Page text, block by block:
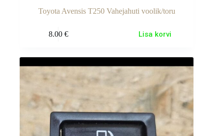
Toyota Avensis T250 Vahejahuti voolik/toru
8.00 € Lisa korvi